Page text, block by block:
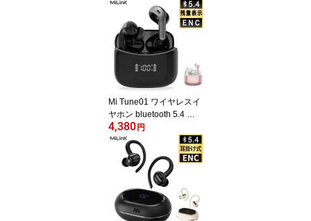
Mi Tune01 ワイヤレスイ
ヤホン bluetooth 5.4 バ
ッテリー 残量表示 ENC
ノイズキャンセリング 低
遅延 Hi-Fi 高音質 5時間
音楽再生 超軽量 小型 完
全 ワイヤレス ブルート
ゥース イヤホン マイク
付き 片耳 両耳 長時間 通
話 防水 スポーツ android
4,380 円